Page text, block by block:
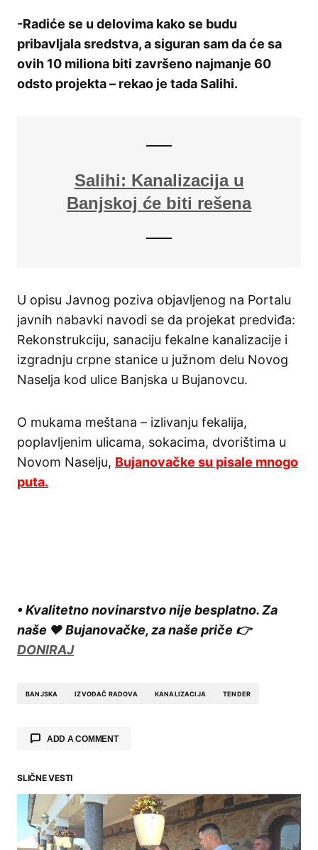
-Radiće se u delovima kako se budu
pribavljala sredstva, a siguran sam da će sa
ovih 10 miliona biti završeno najmanje 60
odsto projekta – rekao je tada Salihi.
Salihi: Kanalizacija u
Banjskoj će biti rešena
U opisu Javnog poziva objavljenog na Portalu
javnih nabavki navodi se da projekat predviđa:
Rekonstrukciju, sanaciju fekalne kanalizacije i
izgradnju crpne stanice u južnom delu Novog
Naselja kod ulice Banjska u Bujanovcu.
O mukama meštana – izlivanju fekalija,
poplavljenim ulicama, sokacima, dvorištima u
Novom Naselju, Bujanovačke su pisale mnogo
puta.
• Kvalitetno novinarstvo nije besplatno. Za
naše ❤️ Bujanovačke, za naše priče 👉
DONIRAJ
BANJSKA IZVOĐAČ RADOVA KANALIZACIJA TENDER
ADD A COMMENT
Your email address will not be published.
Required fields are marked*
SLIČNE VESTI